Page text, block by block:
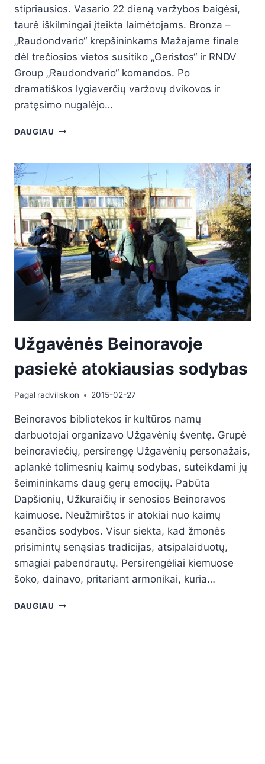
stipriausios. Vasario 22 dieną varžybos baigėsi,
taurė iškilmingai įteikta laimėtojams. Bronza –
„Raudondvario“ krepšininkams Mažajame finale
dėl trečiosios vietos susitiko „Geristos“ ir RNDV
Group „Raudondvario“ komandos. Po
dramatiškos lygiaverčių varžovų dvikovos ir
pratęsimo nugalėjo…
DAUGIAU
Užgavėnės Beinoravoje
pasiekė atokiausias sodybas
Pagal radviliskion 2015-02-27
Beinoravos bibliotekos ir kultūros namų
darbuotojai organizavo Užgavėnių šventę. Grupė
beinoraviečių, persirengę Užgavėnių personažais,
aplankė tolimesnių kaimų sodybas, suteikdami jų
šeimininkams daug gerų emocijų. Pabūta
Dapšionių, Užkuraičių ir senosios Beinoravos
kaimuose. Neužmirštos ir atokiai nuo kaimų
esančios sodybos. Visur siekta, kad žmonės
prisimintų senąsias tradicijas, atsipalaiduotų,
smagiai pabendrautų. Persirengėliai kiemuose
šoko, dainavo, pritariant armonikai, kuria…
DAUGIAU